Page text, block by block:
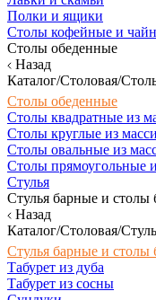
Полки и ящики
Столы кофейные и
Столы обеденные
Назад
Каталог/Столовая/
Столы обеденные
Столы квадратные из
Столы круглые из
Столы овальные из
Столы прямоугольные
Стулья
Стулья барные и столы
Назад
Каталог/Столовая/
Стулья барные и столы
Табурет из дуба
Табурет из сосны